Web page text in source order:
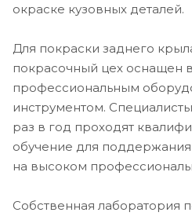
окраске кузовных деталей.
Для покраски заднего
покрасочный цех оснащен
профессиональным
инструментом.
раз в год проходят
обучение для
на высоком
Собственная лаборатория